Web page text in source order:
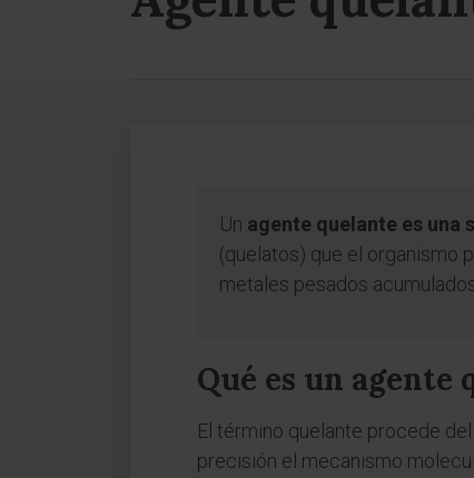
Un agente quelante es una
(quelatos) que el organismo
metales pesados
Qué es un agente
El término quelante procede
precisión el mecanismo